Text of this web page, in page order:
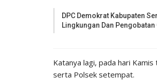
DPC Demokrat Kabupaten
Lingkungan Dan Pengobatan
Katanya lagi, pada hari
serta Polsek setempat.